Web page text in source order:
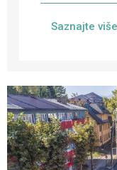
Saznajte više